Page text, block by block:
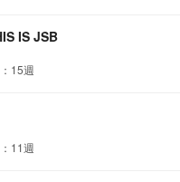
IS JSB
15週
11週